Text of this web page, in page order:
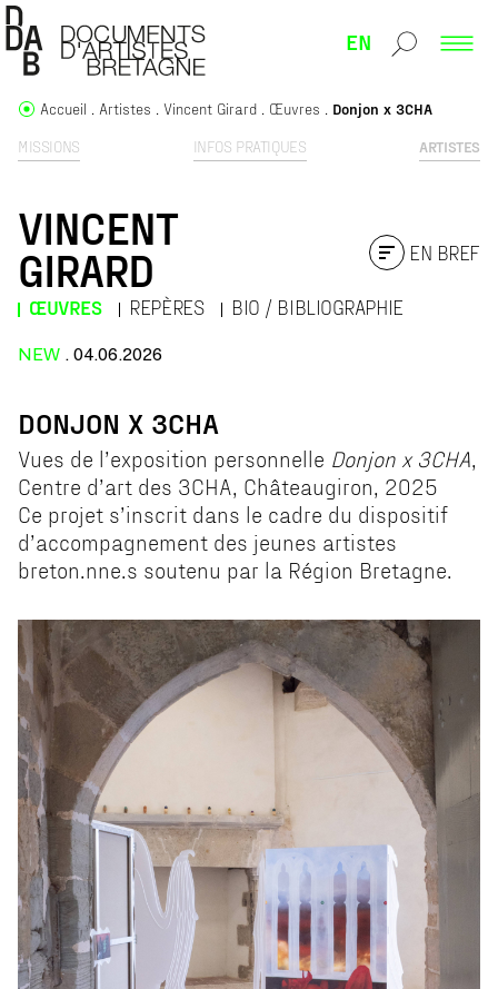
EN
MISSIONS INFOS PRATIQUES ARTISTES
Accueil Artistes Vincent Girard Œuvres Donjon x 3CHA
VINCENT
GIRARD
ŒUVRES REPÈRES BIO / BIBLIOGRAPHIE
EN BREF
NEW . 04.06.2026
DONJON X 3CHA
Vues de l’exposition personnelle Donjon x 3CHA
Centre d’art des 3CHA, Châteaugiron, 2025
Ce projet s’inscrit dans le cadre du dispositif
d’accompagnement des jeunes artistes
breton.nne.s soutenu par la Région Bretagne.